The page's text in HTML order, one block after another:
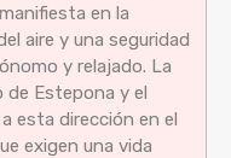
en la
aire y una seguridad
y relajado. La
Estepona y el
esta dirección en el
exigen una vida